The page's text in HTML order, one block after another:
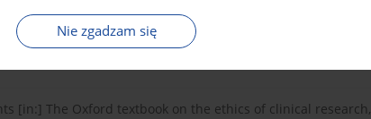
Nie zgadzam się
Approaches to payment for research participation,
NEJM199907153410312].
[in:] The Oxford textbook on the ethics of clinical research,